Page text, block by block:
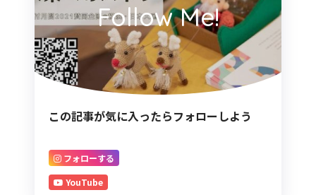
Follow Me!
この記事が気に入ったらフォローしよう
フォローする
YouTube